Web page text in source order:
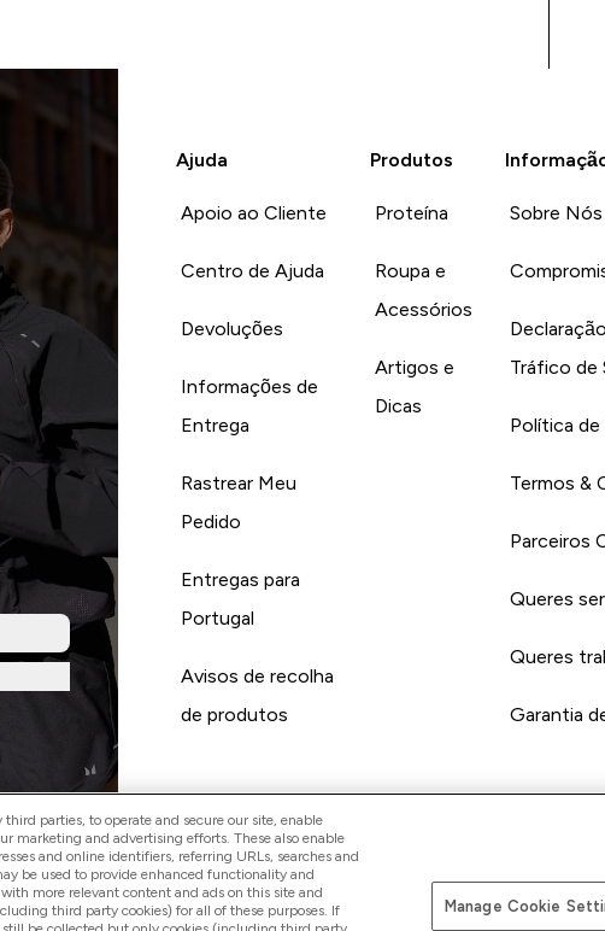
Ajuda
Apoio ao Cliente
Centro de Ajuda
Devoluções
Informações de
Entrega
Rastrear Meu
Pedido
Entregas para
Portugal
Avisos de recolha
de produtos
Produtos
Proteína
Roupa e
Acessórios
Artigos e
Dicas
Sobre Nós
Tráfico de
Política de
Termos &
Parceiros
Queres
Queres
Garantia
parties, to operate and secure our site, enable
marketing and advertising efforts. These also enable
and online identifiers, referring URLs, searches and
be used to provide enhanced functionality and
more relevant content and ads on this site and
third party cookies) for all of these purposes. If
Manage Cookie